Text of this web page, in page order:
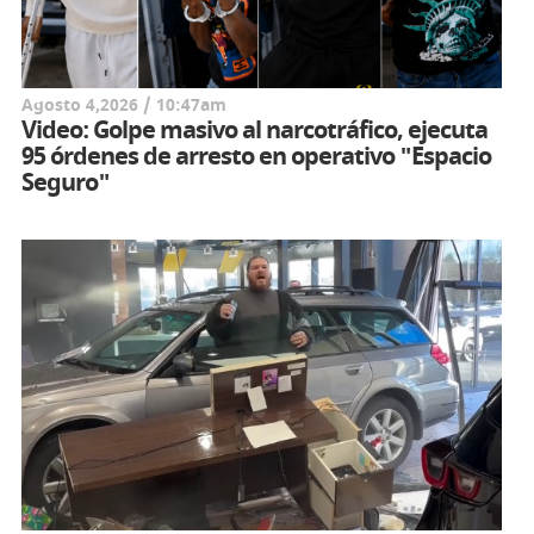
Agosto 4,2026 / 10:47am
Video: Golpe masivo al narcotráfico, ejecuta
95 órdenes de arresto en operativo "Espacio
Seguro"